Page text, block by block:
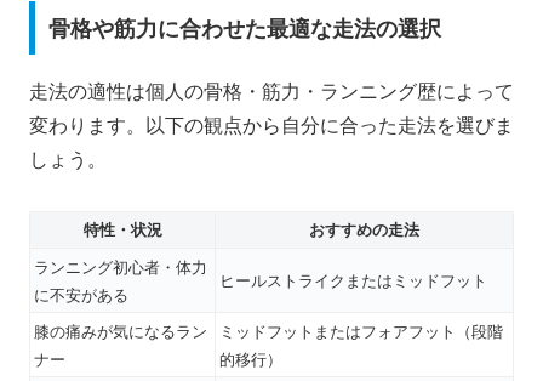
骨格や筋力に合わせた最適な走法の選択
走法の適性は個人の骨格・筋力・ランニング歴によって
変わります。以下の観点から自分に合った走法を選びま
しょう。
特性・状況 おすすめの走法
ランニング初心者・体力
に不安がある
ヒールストライクまたはミッドフット
膝の痛みが気になるラン
ナー
ミッドフットまたはフォアフット（段階
的移行）